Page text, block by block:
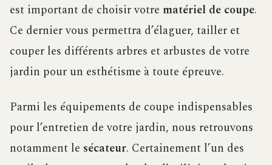
est important de choisir votre matériel de coupe.
Ce dernier vous permettra d’élaguer, tailler et
couper les différents arbres et arbustes de votre
jardin pour un esthétisme à toute épreuve.
Parmi les équipements de coupe indispensables
pour l’entretien de votre jardin, nous retrouvons
notamment le sécateur. Certainement l’un des